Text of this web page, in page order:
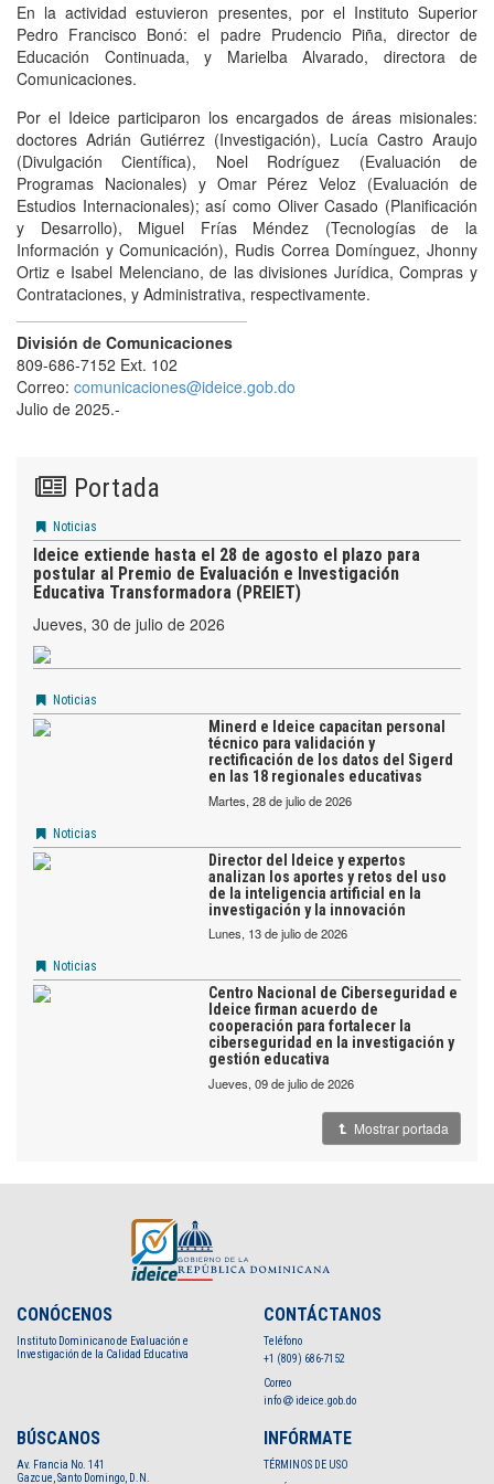
En la actividad estuvieron presentes, por el Instituto Superior
Pedro Francisco Bonó: el padre Prudencio Piña, director de
Educación Continuada, y Marielba Alvarado, directora de
Comunicaciones.
Por el Ideice participaron los encargados de áreas misionales:
doctores Adrián Gutiérrez (Investigación), Lucía Castro Araujo
(Divulgación Científica), Noel Rodríguez (Evaluación de
Programas Nacionales) y Omar Pérez Veloz (Evaluación de
Estudios Internacionales); así como Oliver Casado (Planificación
y Desarrollo), Miguel Frías Méndez (Tecnologías de la
Información y Comunicación), Rudis Correa Domínguez, Jhonny
Ortiz e Isabel Melenciano, de las divisiones Jurídica, Compras y
Contrataciones, y Administrativa, respectivamente.
División de Comunicaciones
809-686-7152 Ext. 102
Correo: comunicaciones@ideice.gob.do
Julio de 2025.-
Portada
Noticias
Ideice extiende hasta el 28 de agosto el plazo para
postular al Premio de Evaluación e Investigación
Educativa Transformadora (PREIET)
jueves, 30 de julio de 2026
Noticias
Minerd e Ideice capacitan personal
técnico para validación y
rectificación de los datos del Sigerd
en las 18 regionales educativas
martes, 28 de julio de 2026
Noticias
Director del Ideice y expertos
analizan los aportes y retos del uso
de la inteligencia artificial en la
investigación y la innovación
lunes, 13 de julio de 2026
Noticias
Centro Nacional de Ciberseguridad e
Ideice firman acuerdo de
cooperación para fortalecer la
ciberseguridad en la investigación y
gestión educativa
jueves, 09 de julio de 2026
Mostrar portada
CONÓCENOS
Instituto Dominicano de Evaluación e
Investigación de la Calidad Educativa
CONTÁCTANOS
Teléfono
+1 (809) 686-7152
Correo
info
ideice.gob.do
BÚSCANOS
Av. Francia No. 141
Gazcue, Santo Domingo, D.N.
INFÓRMATE
TÉRMINOS DE USO